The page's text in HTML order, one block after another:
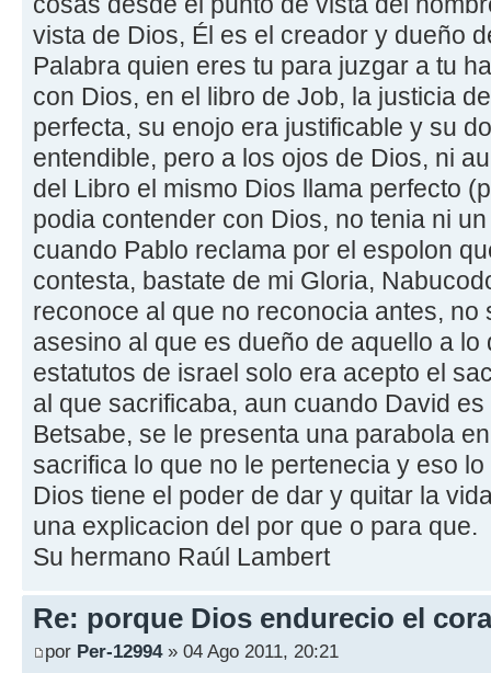
vista de Dios, Él es el creador y dueño
Palabra quien eres tu para juzgar a tu
con Dios, en el libro de Job, la justicia
perfecta, su enojo era justificable y su
entendible, pero a los ojos de Dios, ni
del Libro el mismo Dios llama perfecto
podia contender con Dios, no tenia ni
cuando Pablo reclama por el espolon
contesta, bastate de mi Gloria,
reconoce al que no reconocia antes,
asesino al que es dueño de aquello a lo
estatutos de israel solo era acepto el
al que sacrificaba, aun cuando David
Betsabe, se le presenta una parabola
sacrifica lo que no le pertenecia y eso
Dios tiene el poder de dar y quitar la
una explicacion del por que o para que.
Su hermano Raúl Lambert
Re: porque Dios endurecio el
por Per-12994» 04 Ago 2011, 20:21